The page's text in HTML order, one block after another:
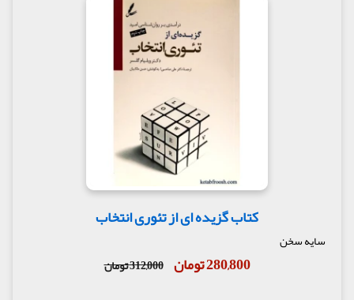
کتاب گزیده ای از تئوری انتخاب
سایه سخن
280,800 تومان 312,000 تومان